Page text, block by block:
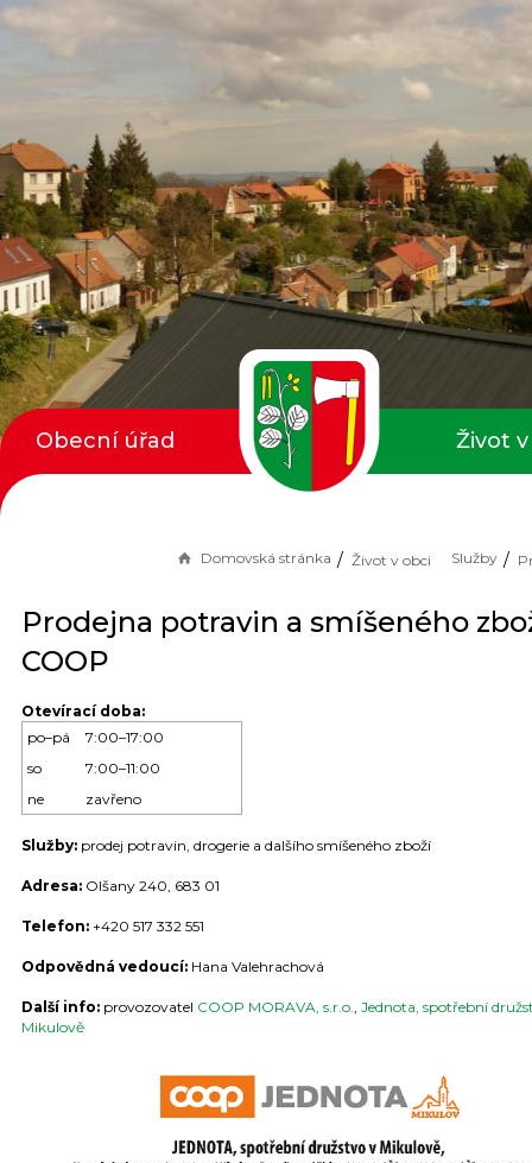
Domovská stránka Život v obci Služby
Prodejna potravin a smíšeného
COOP
Otevírací doba:
po–pá
7:00–17:00
so
7:00–11:00
ne
zavřeno
Služby: prodej potravin, drogerie a dalšího smíšeného zboží
Adresa: Olšany 240, 683 01
Telefon: +420 517 332 551
Odpovědná vedoucí: Hana Valehrachová
Další info: provozovatel COOP MORAVA, s.r.o. Jednota, spotřební
Mikulově
Obecní úřad Život